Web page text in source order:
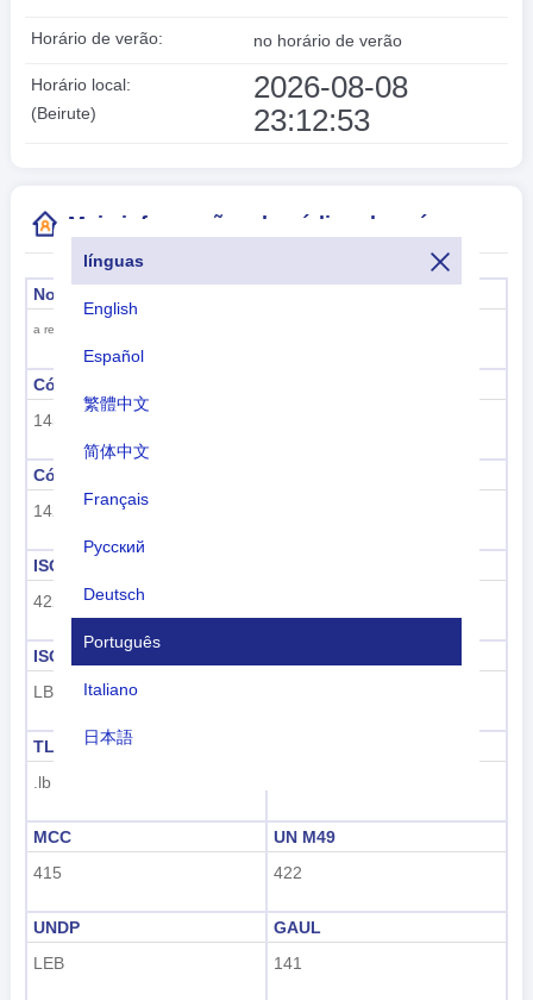
línguas
English
Español
繁體中文
简体中文
Français
Русский
Deutsch
Português
Italiano
日本語
Horário de verão: no horário de verão
Horário local:
(Beirute)
2026-08-08
23:12:54
Mais informações do código do país
Nome formal
a república libanesa
Código da sub-região
145
Código Regional
142
ISO 3166-1 numérico
422
ISO 3166-1-Alfa-3
LBN
TLD
.lb
MCC
415
UN M49
422
UNDP
LEB
GAUL
141